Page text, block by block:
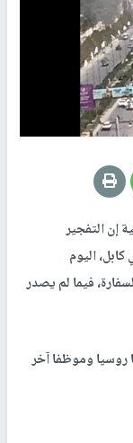
إن التفجير
اليوم
فيما لم يصدر
وموظفا آخر